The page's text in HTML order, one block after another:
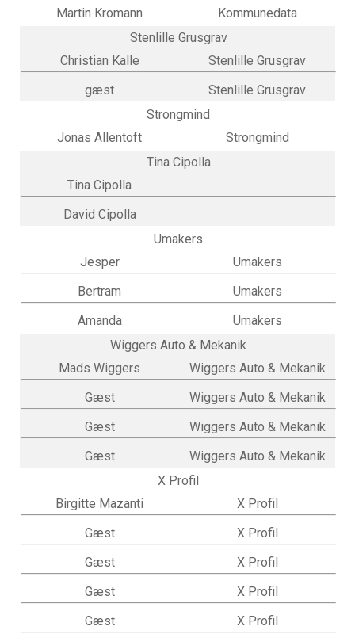
Martin Kromann
Kommunedata
Stenlille Grusgrav
Christian Kalle
Stenlille Grusgrav
gæst
Stenlille Grusgrav
Strongmind
Jonas Allentoft
Strongmind
Tina Cipolla
Tina Cipolla
David Cipolla
Umakers
Jesper
Umakers
Bertram
Umakers
Amanda
Umakers
Wiggers Auto & Mekanik
Mads Wiggers
Wiggers Auto & Mekanik
Gæst
Wiggers Auto & Mekanik
Gæst
Wiggers Auto & Mekanik
Gæst
Wiggers Auto & Mekanik
X Profil
Birgitte Mazanti
X Profil
Gæst
X Profil
Gæst
X Profil
Gæst
X Profil
Gæst
X Profil